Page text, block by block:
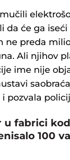
da će ga
ne preda
Ali njihov
ime nije
pozvala
u fabrici
100